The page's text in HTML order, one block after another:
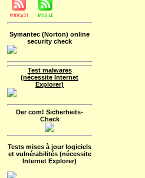
Symantec (Norton) online
security check
Test malwares
(nécessite Internet
Explorer)
Der com! Sicherheits-
Check
Tests mises à jour logiciels
et vulnérabilités (nécessite
Internet Explorer)